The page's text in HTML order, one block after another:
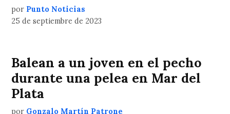
por Punto Noticias
25 de septiembre de 2023
Balean a un joven en el pecho
durante una pelea en Mar del
Plata
por Gonzalo Martín Patrone